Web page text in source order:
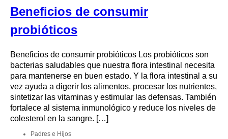
Beneficios de consumir
probióticos
Beneficios de consumir probióticos Los probióticos son
bacterias saludables que nuestra flora intestinal necesita
para mantenerse en buen estado. Y la flora intestinal a su
vez ayuda a digerir los alimentos, procesar los nutrientes,
sintetizar las vitaminas y estimular las defensas. También
fortalece al sistema inmunológico y reduce los niveles de
colesterol en la sangre. […]
Padres e Hijos